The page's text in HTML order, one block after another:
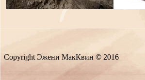
Copyright Эжени МакКвин © 2016